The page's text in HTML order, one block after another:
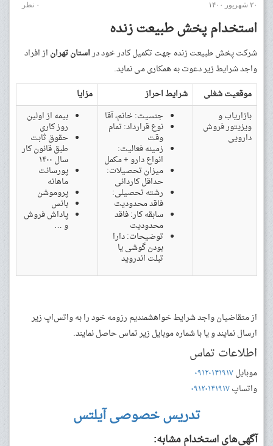
۲۰ شهریور ۱۴۰۰ ۰ نظر
استخدام پخش طبیعت زنده
شرکت پخش طبیعت زنده جهت تکمیل کادر خود دراستان تهران از افراد
واجد شرایط زیر دعوت به همکاری می نماید.
موقعیت شغلی
شرایط احراز
مزایا
بازاریاب و
ویزیتور فروش
دارویی
جنسیت: خانم، آقا
نوع قرارداد: تمام
وقت
زمینه فعالیت:
انواع دارو + مکمل
میزان تحصیلات:
حداقل کاردانی
رشته تحصیلی:
فاقد محدودیت
سابقه کار: فاقد
محدودیت
توضیحات: دارا
بودن گوشی یا
تبلت اندروید
بیمه از اولین
روز کاری
حقوق ثابت
طبق قانون کار
سال ۱۴۰۰
پورسانت
ماهانه
پروموشن
بانس
پاداش فروش
و …
از متقاضیان واجد شرایط خواهشمندیم رزومه خود را به واتس‌اپ زیر
ارسال نمایند و یا با شماره موبایل زیر تماس حاصل نمایند.
اطلاعات تماس
موبایل۰۹۱۲۰۱۴۱۹۱۷
واتساپ۰۹۱۲۰۱۴۱۹۱۷
تدریس خصوصی آیلتس
آگهی‌های استخدام مشابه: